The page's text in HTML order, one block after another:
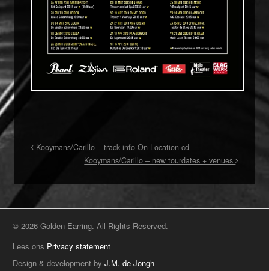
Kooymans/Carillo – track info On Location cd
Kooymans/Carillo – new tourdates + venues
© 2026 Golden Earring. All Rights Reserved.
Lees ons Privacy statement
Design & development byJ.M. de Jongh